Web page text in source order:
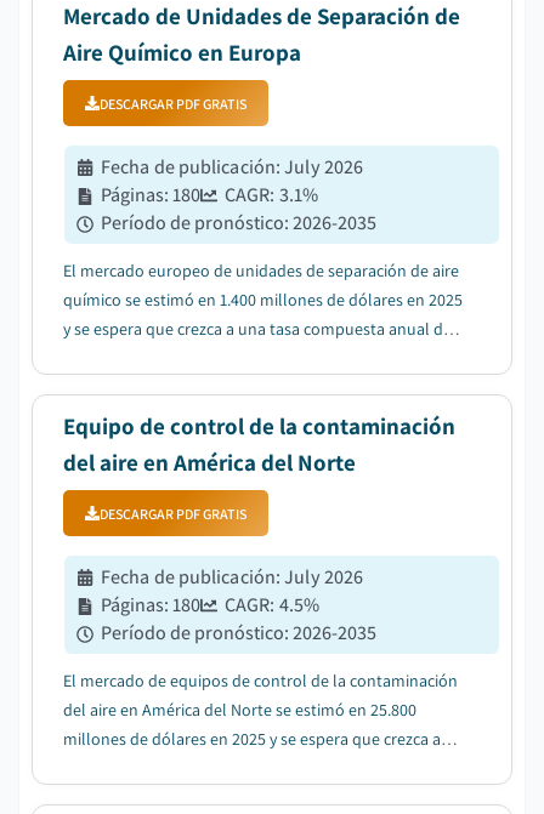
Mercado de Unidades de Separación de
Aire Químico en Europa
DESCARGAR PDF GRATIS
Fecha de publicación:July 2026
Páginas:180 CAGR: 3.1%
Período de pronóstico:2026-2035
El mercado europeo de unidades de separación de aire
químico se estimó en 1.400 millones de dólares en 2025
y se espera que crezca a una tasa compuesta anual del
instalación de unidades de separación de ai...
Equipo de control de la contaminación
del aire en América del Norte
DESCARGAR PDF GRATIS
Fecha de publicación:July 2026
Páginas:180 CAGR: 4.5%
Período de pronóstico:2026-2035
El mercado de equipos de control de la contaminación
del aire en América del Norte se estimó en 25.800
millones de dólares en 2025 y se espera que crezca a